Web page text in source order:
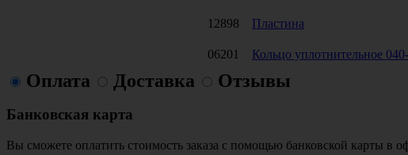
12898
Пластина
06201
Кольцо уплотнительное
Оплата Доставка Отзывы
Банковская карта
Вы сможете оплатить стоимость заказа с помощью банковской карты в